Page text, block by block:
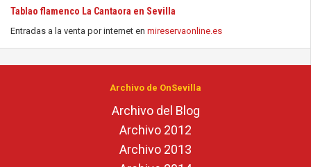
Tablao flamenco La Cantaora en Sevilla
Entradas a la venta por internet en mireservaonline.es
Archivo de OnSevilla
Archivo del Blog
Archivo 2012
Archivo 2013